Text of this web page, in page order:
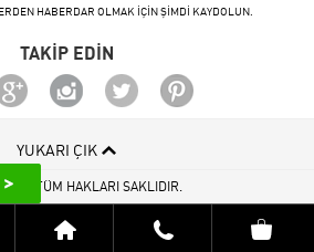
HABERDAR OLMAK İÇİN ŞİMDİ KAYDOLUN.
TAKİP EDİN
YUKARI ÇIK
TÜM HAKLARI SAKLIDIR.